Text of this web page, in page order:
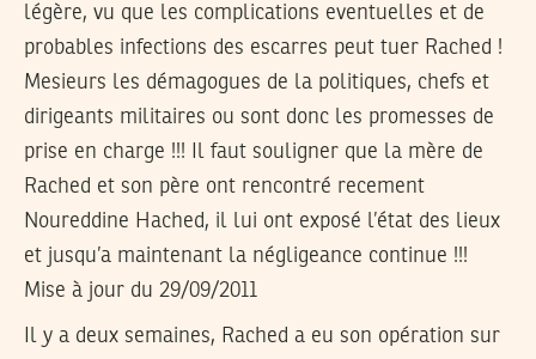
légère, vu que les complications eventuelles et de
probables infections des escarres peut tuer Rached !
Mesieurs les démagogues de la politiques, chefs et
dirigeants militaires ou sont donc les promesses de
prise en charge !!! Il faut souligner que la mère de
Rached et son père ont rencontré recement
Noureddine Hached, il lui ont exposé l’état des lieux
et jusqu’a maintenant la négligeance continue !!!
Mise à jour du 29/09/2011
Il y a deux semaines, Rached a eu son opération sur